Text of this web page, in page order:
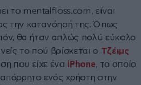
το mentalfloss.com, είναι
την κατανόησή της. Όπως
θα ήταν απλώς πολύ εύκολο
το πού βρίσκεται ο Τζέιμς
που είχε ένα iPhone, το οποίο
ενός χρήστη στην